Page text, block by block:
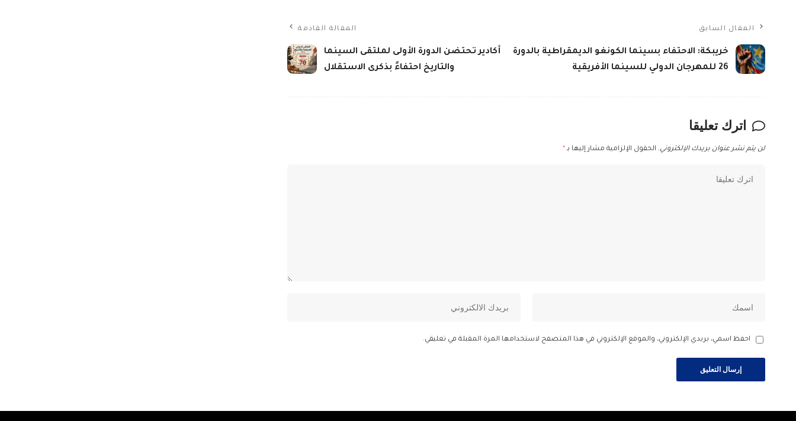
المقال السابق
خريبكة: الاحتفاء بسينما الكونغو الديمقراطية بالدورة
26 للمهرجان الدولي للسينما الأفريقية
المقالة القادمة
أكادير تحتضن الدورة الأولى لملتقى السينما
والتاريخ احتفاءً بذكرى الاستقلال
اترك تعليقا
لن يتم نشر عنوان بريدك الإلكتروني. الحقول الإلزامية مشار إليها بـ *
احفظ اسمي، بريدي الإلكتروني، والموقع الإلكتروني في هذا المتصفح لاستخدامها المرة المقبلة في تعليقي.